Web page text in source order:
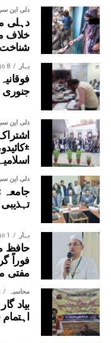
دلی این
دہلی
شناخت
بہار 8 months ago
دلی این
دلی این
جامعہ
بہار 1 year ago
حافظ
فوراً
مفتی
محاسبہ
بیاد